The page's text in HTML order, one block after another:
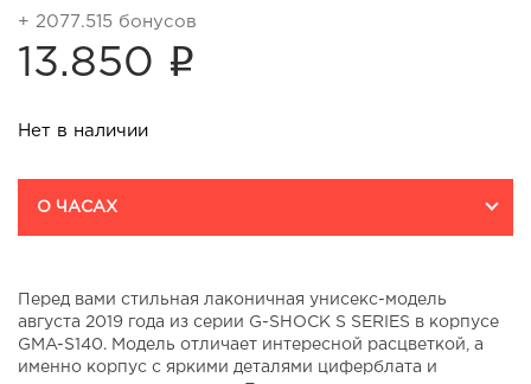
+ 2077.515 бонусов
13.850 i
Нет в наличии
О ЧАСАХ
Перед вами стильная лаконичная унисекс-модель
августа 2019 года из серии G-SHOCK S SERIES в корпусе
GMA-S140. Модель отличает интересной расцветкой, а
именно корпус с яркими деталями циферблата и